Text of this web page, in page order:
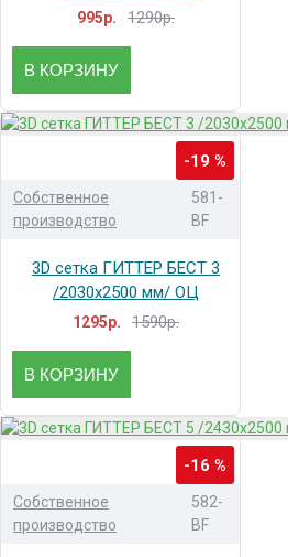
995р. 1290р.
В КОРЗИНУ
-19 %
Собственное
производство
581-
BF
3D сетка ГИТТЕР БЕСТ 3
/2030x2500 мм/ ОЦ
1295р. 1590р.
В КОРЗИНУ
-16 %
Собственное
производство
582-
BF